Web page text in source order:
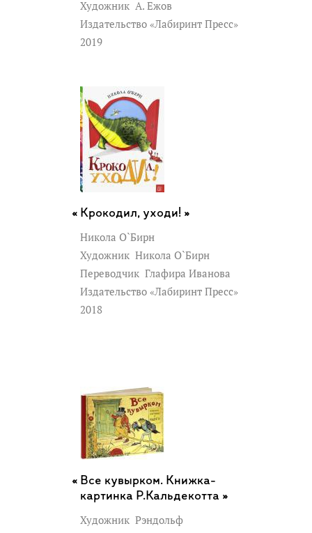
Художник А. Ежов
Издательство «Лабиринт Пресс»
2019
Крокодил, уходи! »
Никола О`Бирн
Художник Никола О`Бирн
Переводчик Глафира Иванова
Издательство «Лабиринт Пресс»
2018
Все кувырком. Книжка-
картинка Р.Кальдекотта »
Художник Рэндольф